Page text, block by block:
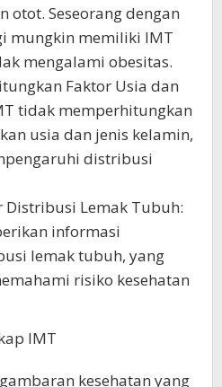
otot. Seseorang dengan
mungkin memiliki IMT
mengalami obesitas.
Faktor Usia dan
tidak memperhitungkan
usia dan jenis kelamin,
distribusi
Lemak Tubuh:
informasi
lemak tubuh, yang
risiko kesehatan
IMT
kesehatan yang